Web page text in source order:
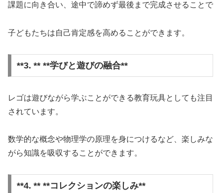
課題に向き合い、途中で諦めず最後まで完成させることで
子どもたちは自己肯定感を高めることができます。
**3. ** **学びと遊びの融合**
レゴは遊びながら学ぶことができる教育玩具としても注目
されています。
数学的な概念や物理学の原理を身につけるなど、楽しみな
がら知識を吸収することができます。
**4. ** **コレクションの楽しみ**